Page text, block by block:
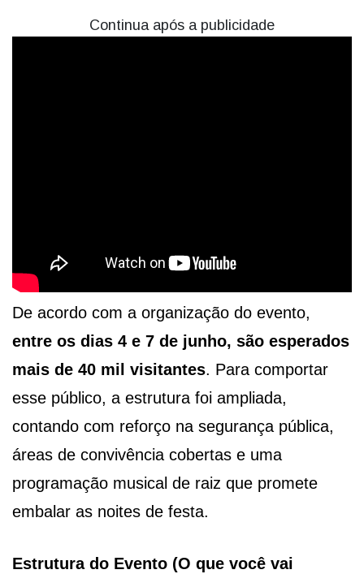
Continua após a publicidade
De acordo com a organização do evento,
entre os dias 4 e 7 de junho, são esperados
mais de 40 mil visitantes. Para comportar
esse público, a estrutura foi ampliada,
contando com reforço na segurança pública,
áreas de convivência cobertas e uma
programação musical de raiz que promete
embalar as noites de festa.
Estrutura do Evento (O que você vai